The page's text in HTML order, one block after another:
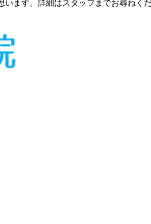
ます。詳細はスタッフまでお尋ねくだ